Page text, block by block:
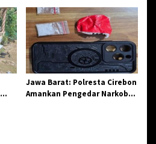
Sinergi dan Pelestarian
Sejarah
Jawa Barat: Polresta Cirebon
Amankan Pengedar Narkoba